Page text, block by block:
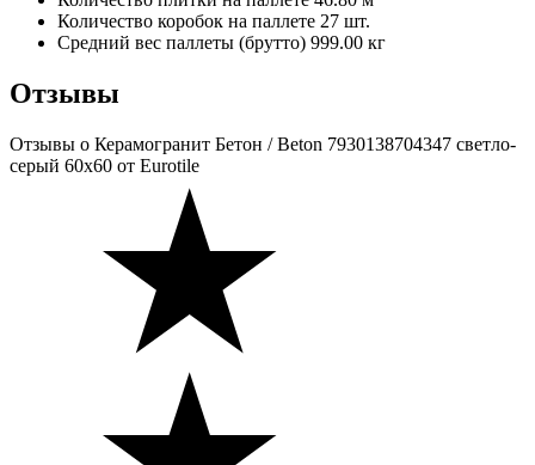
Количество коробок на паллете 27 шт.
Средний вес паллеты (брутто) 999.00 кг
Отзывы
Отзывы о Керамогранит Бетон / Beton 7930138704347 светло-
серый 60x60 от Eurotile